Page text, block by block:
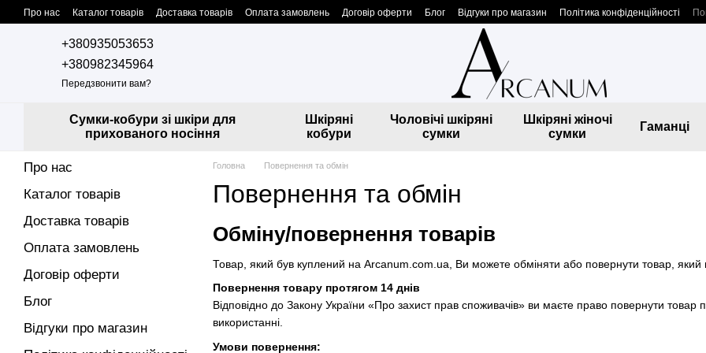
Перейти до основного контенту
Про нас Каталог товарів Доставка товарів Оплата замовлень Договір оферти Блог Відгуки про магазин Політика конфіденційності
+380935053653
+380982345964
Передзвонити вам?
Сумки-кобури зі шкіри для
прихованого носіння
Шкіряні
кобури
Чоловічі шкіряні
сумки
Шкіряні жіночі
сумки
Гаманці
Головна Повернення та обмін
Повернення та обмін
Обміну/повернення товарів
Товар, який був куплений на Arcanum.com.ua, Ви можете обміняти або повернути товар, який
Повернення товару протягом 14 днів
Відповідно до Закону України «Про захист прав споживачів» ви маєте право повернути
використанні.
Умови повернення:
Про нас
Каталог товарів
Доставка товарів
Оплата замовлень
Договір оферти
Блог
Відгуки про магазин